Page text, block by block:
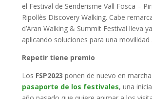
el Festival de Senderisme Vall Fosca –
Ripollès Discovery Walking. Cabe
d’Aran Walking & Summit Festival lleva
aplicando soluciones para una movilidad
Repetir tiene premio
Los FSP2023 ponen de nuevo en
pasaporte de los festivales, una